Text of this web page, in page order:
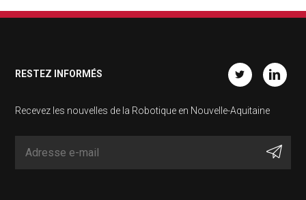
RESTEZ INFORMÉS
Recevez les nouvelles de la Robotique en Nouvelle-Aquitaine